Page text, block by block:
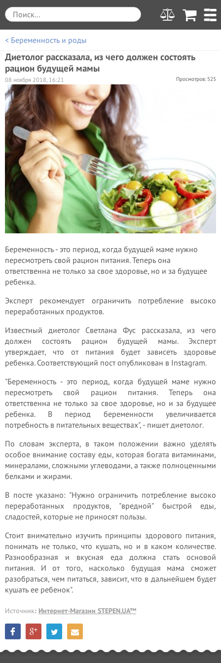
< Беременность и роды
Диетолог рассказала, из чего должен состоять
рацион будущей мамы
Просмотров: 525
08 ноября 2018, 16:21
Беременность - это период, когда будущей маме нужно
пересмотреть свой рацион питания. Теперь она
ответственна не только за свое здоровье, но и за будущее
ребенка.
Эксперт рекомендует ограничить потребление высоко
переработанных продуктов.
Известный диетолог Светлана Фус рассказала, из чего
должен состоять рацион будущей мамы. Эксперт
утверждает, что от питания будет зависеть здоровье
ребенка. Соответствующий пост опубликован в Instagram.
"Беременность - это период, когда будущей маме нужно
пересмотреть свой рацион питания. Теперь она
ответственна не только за свое здоровье, но и за будущее
ребенка. В период беременности увеличивается
потребность в питательных веществах", - пишет диетолог.
По словам эксперта, в таком положении важно уделять
особое внимание составу еды, которая богата витаминами,
минералами, сложными углеводами, а также полноценными
белками и жирами.
В посте указано: "Нужно ограничить потребление высоко
переработанных продуктов, "вредной" быстрой еды,
сладостей, которые не приносят пользы.
Стоит внимательно изучить принципы здорового питания,
понимать не только, что кушать, но и в каком количестве.
Разнообразная и вкусная еда должна стать основой
питания. И от того, насколько будущая мама сможет
разобраться, чем питаться, зависит, что в дальнейшем будет
кушать ее ребенок".
Источник: Интернет-Магазин STEPEN.UA™